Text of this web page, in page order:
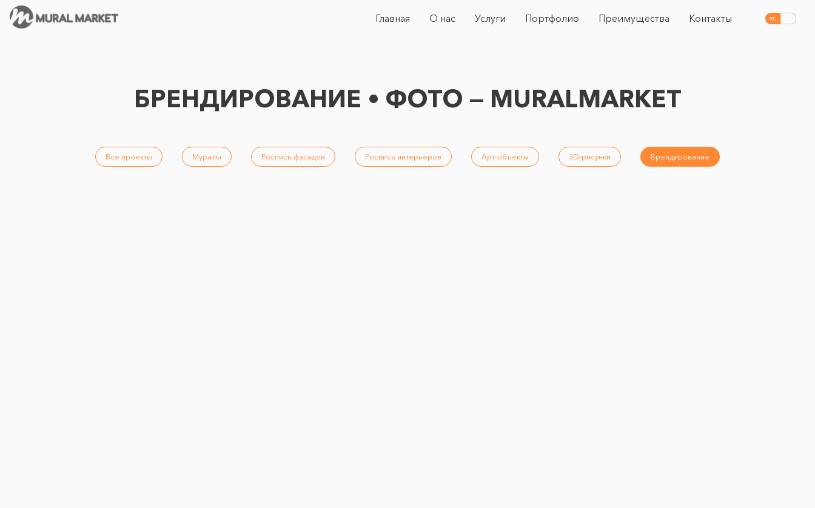
Главная О нас Услуги Портфолио Преимущества Контакты RU
БРЕНДИРОВАНИЕ • ФОТО — MURALMARKET
Все проекты Муралы Роспись фасадов Роспись интерьеров Арт-объекты 3D-рисунки Брендирование